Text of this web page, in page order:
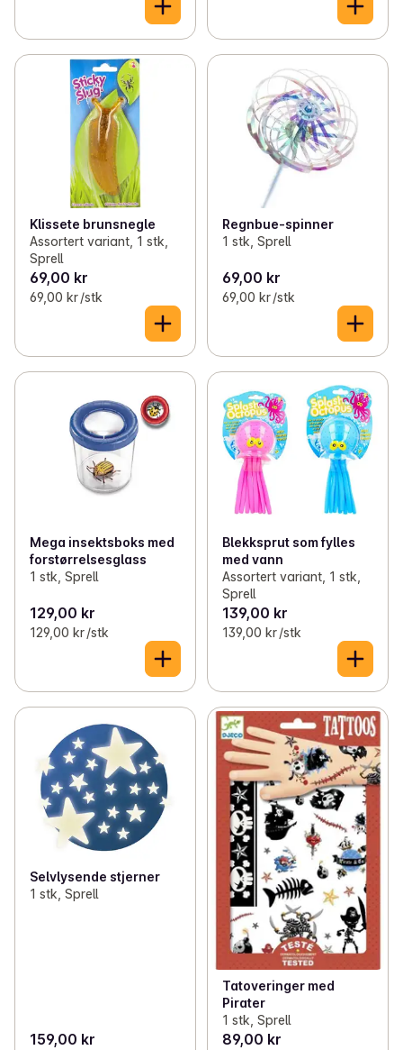
Klissete brunsnegle
Assortert variant, 1 stk,
Sprell
69,00 kr
69,00 kr /stk
Regnbue-spinner
1 stk, Sprell
69,00 kr
69,00 kr /stk
Mega insektsboks med
forstørrelsesglass
1 stk, Sprell
129,00 kr
129,00 kr /stk
Blekksprut som fylles
med vann
Assortert variant, 1 stk,
Sprell
139,00 kr
139,00 kr /stk
Selvlysende stjerner
1 stk, Sprell
159,00 kr
Tatoveringer med
Pirater
1 stk, Sprell
89,00 kr